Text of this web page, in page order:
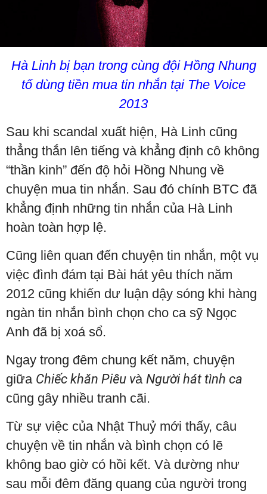
Hà Linh bị bạn trong cùng đội Hồng Nhung
tố dùng tiền mua tin nhắn tại The Voice
2013
Sau khi scandal xuất hiện, Hà Linh cũng
thẳng thắn lên tiếng và khẳng định cô không
“thần kinh” đến độ hỏi Hồng Nhung về
chuyện mua tin nhắn. Sau đó chính BTC đã
khẳng định những tin nhắn của Hà Linh
hoàn toàn hợp lệ.
Cũng liên quan đến chuyện tin nhắn, một vụ
việc đình đám tại Bài hát yêu thích năm
2012 cũng khiến dư luận dậy sóng khi hàng
ngàn tin nhắn bình chọn cho ca sỹ Ngọc
Anh đã bị xoá sổ.
Ngay trong đêm chung kết năm, chuyện
giữa Chiếc khăn Piêu và Người hát tình ca
cũng gây nhiều tranh cãi.
Từ sự việc của Nhật Thuỷ mới thấy, câu
chuyện về tin nhắn và bình chọn có lẽ
không bao giờ có hồi kết. Và dường như
sau mỗi đêm đăng quang của người trong